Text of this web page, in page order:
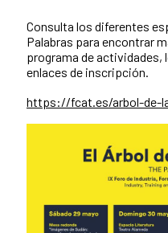
Consulta los diferentes
Palabras para encontrar
programa de
enlaces de inscripción.
https://fcat.es/arbol-de-